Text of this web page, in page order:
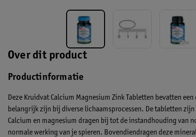
Over dit product
Productinformatie
Deze Kruidvat Calcium Magnesium Zink Tabletten bevatten
belangrijk zijn bij diverse lichaamsprocessen. De tabletten
Calcium en magnesium dragen bij tot de instandhouding van
normale werking van je spieren. Bovendiendragen deze